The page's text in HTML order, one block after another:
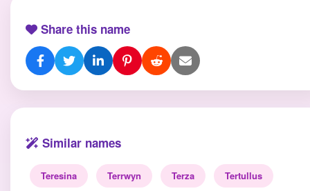
Share this name
Similar names
Teresina Terrwyn Terza Tertullus